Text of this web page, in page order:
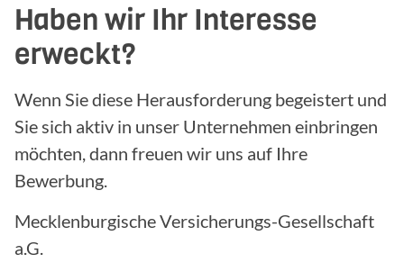
Haben wir Ihr Interesse
erweckt?
Wenn Sie diese Herausforderung begeistert und
Sie sich aktiv in unser Unternehmen einbringen
möchten, dann freuen wir uns auf Ihre
Bewerbung.
Mecklenburgische Versicherungs-Gesellschaft
a.G.